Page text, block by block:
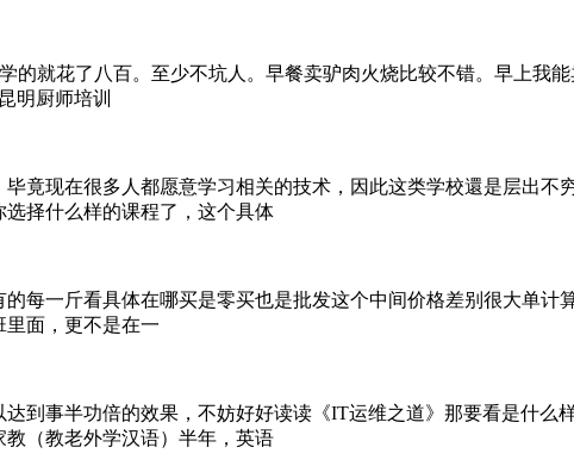
的就花了八百。至少不坑人。早餐卖驴肉火烧比较不错。早上我
明厨师培训
竟现在很多人都愿意学习相关的技术，因此这类学校還是层出
择什么样的课程了，这个具体
每一斤看具体在哪买是零买也是批发这个中间价格差别很大单
面，更不是在一
到事半功倍的效果，不妨好好读读《IT运维之道》那要看是什么
（教老外学汉语）半年，英语